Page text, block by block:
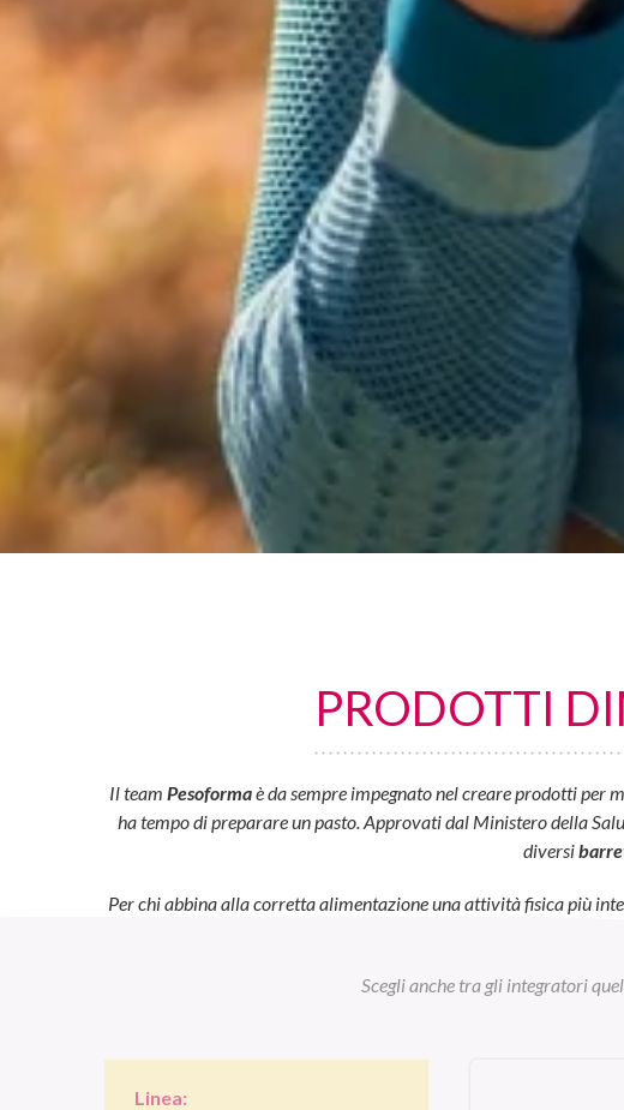
PRODOTTI
Il team Pesoformaè da sempre impegnato nel creare prodotti per
ha tempo di preparare un pasto. Approvati dal Ministero della
diversi
Per chi abbina alla corretta alimentazione una attività fisica più
Scegli anche tra gli integratori
Linea: